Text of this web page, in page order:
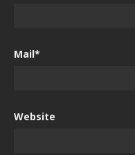
Mail*
Website